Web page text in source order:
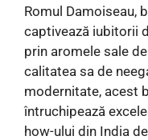
Romul Damoiseau,
captivează iubitorii
prin aromele sale
calitatea sa de
modernitate, acest
întruchipează
how-ului din India